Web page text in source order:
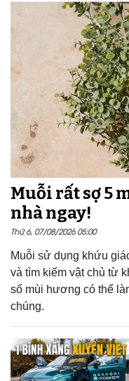
Muỗi rất sợ 5
nhà ngay!
Thứ 6, 07/08/2026 05:00
Muỗi sử dụng khứu
và tìm kiếm vật chủ từ
số mùi hương có thể
chúng.